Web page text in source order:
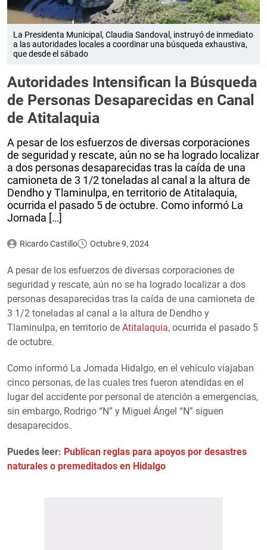
La Presidenta Municipal, Claudia Sandoval, instruyó de inmediato
a las autoridades locales a coordinar una búsqueda exhaustiva,
que desde el sábado
Autoridades Intensifican la Búsqueda
de Personas Desaparecidas en Canal
de Atitalaquia
A pesar de los esfuerzos de diversas corporaciones
de seguridad y rescate, aún no se ha logrado localizar
a dos personas desaparecidas tras la caída de una
camioneta de 3 1/2 toneladas al canal a la altura de
Dendho y Tlaminulpa, en territorio de Atitalaquia,
ocurrida el pasado 5 de octubre. Como informó La
Jornada […]
Ricardo Castillo Octubre 9, 2024
A pesar de los esfuerzos de diversas corporaciones de
seguridad y rescate, aún no se ha logrado localizar a dos
personas desaparecidas tras la caída de una camioneta de
3 1/2 toneladas al canal a la altura de Dendho y
Tlaminulpa, en territorio de Atitalaquia, ocurrida el pasado 5
de octubre.
Como informó La Jornada Hidalgo, en el vehículo viajaban
cinco personas, de las cuales tres fueron atendidas en el
lugar del accidente por personal de atención a emergencias,
sin embargo, Rodrigo “N” y Miguel Ángel “N” siguen
desaparecidos.
Puedes leer: Publican reglas para apoyos por desastres
naturales o premeditados en Hidalgo